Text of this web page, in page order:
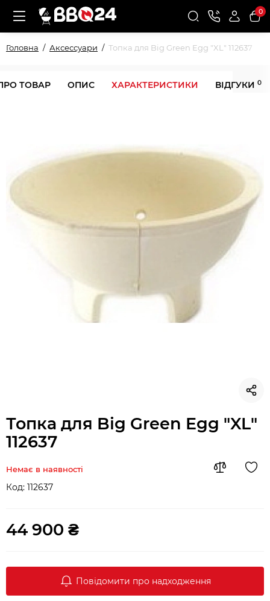
0
Головна Аксессуари Топка для Big Green Egg "XL" 112637
ТОВАР ОПИС ХАРАКТЕРИСТИКИ ВІДГУКИ 0
Топка для Big Green Egg "XL"
112637
Немає в наявності
Код: 112637
44 900 ₴
Повідомити про надходження